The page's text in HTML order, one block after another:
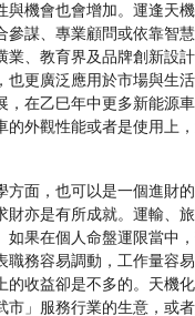
與機會也會增加。運逢天
參謀、專業顧問或依靠智
業、教育界及品牌創新設
也更廣泛應用於市場與生
，在乙巳年中更多新能源
的外觀性能或者是使用上
方面，也可以是一個進財
財亦是有所成就。運輸、
如果在個人命盤運限當中
職務容易調動，工作量容
的收益卻是不多的。天機
市」服務行業的生意，或